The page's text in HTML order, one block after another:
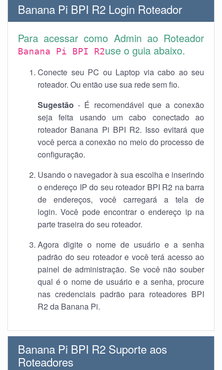
Banana Pi BPI R2 Login Roteador
Para acessar como Admin ao Roteador
Banana Pi BPI R2use o guia abaixo.
Conecte seu PC ou Laptop via cabo ao seu
roteador. Ou então use sua rede sem fio.
Sugestão - É recomendável que a conexão
seja feita usando um cabo conectado ao
roteador Banana Pi BPI R2. Isso evitará que
você perca a conexão no meio do processo de
configuração.
Usando o navegador à sua escolha e inserindo
o endereço IP do seu roteador BPI R2 na barra
de endereços, você carregará a tela de
login. Você pode encontrar o endereço ip na
parte traseira do seu roteador.
Agora digite o nome de usuário e a senha
padrão do seu roteador e você terá acesso ao
painel de administração. Se você não souber
qual é o nome de usuário e a senha, procure
nas credenciais padrão para roteadores BPI
R2 da Banana Pi.
Banana Pi BPI R2 Suporte aos
Roteadores